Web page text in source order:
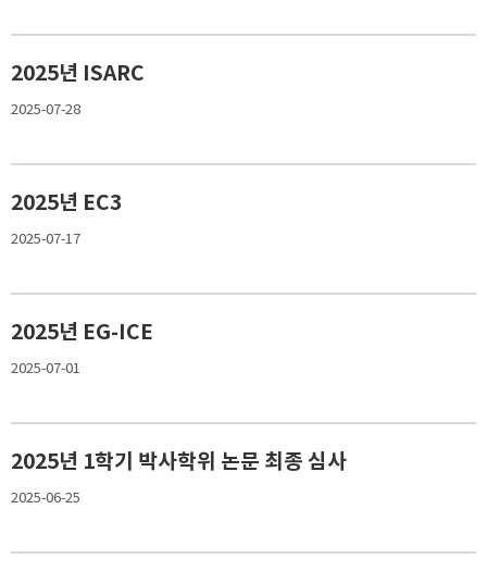
2025년 ISARC
2025-07-28
2025년 EC3
2025-07-17
2025년 EG-ICE
2025-07-01
2025년 1학기 박사학위 논문 최종 심사
2025-06-25